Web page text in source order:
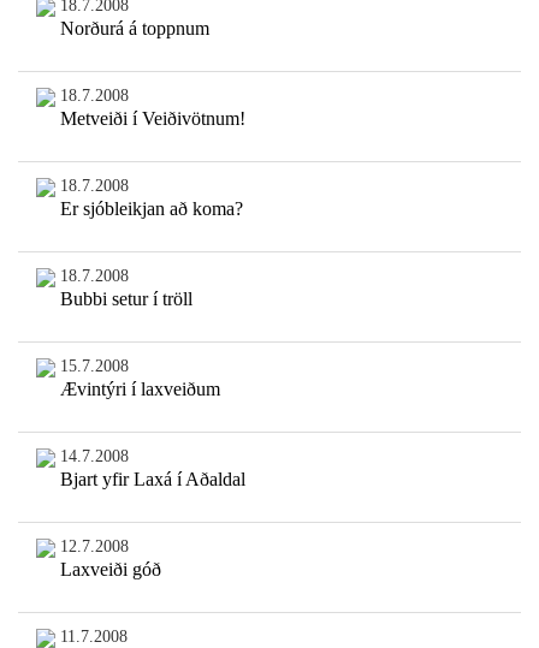
18.7.2008
Norðurá á toppnum
18.7.2008
Metveiði í Veiðivötnum!
18.7.2008
Er sjóbleikjan að koma?
18.7.2008
Bubbi setur í tröll
15.7.2008
Ævintýri í laxveiðum
14.7.2008
Bjart yfir Laxá í Aðaldal
12.7.2008
Laxveiði góð
11.7.2008